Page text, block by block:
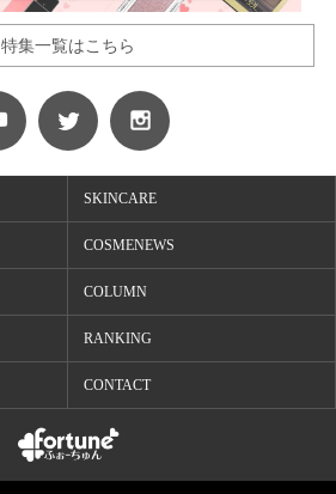
特集一覧はこちら
SKINCARE
COSMENEWS
COLUMN
RANKING
CONTACT